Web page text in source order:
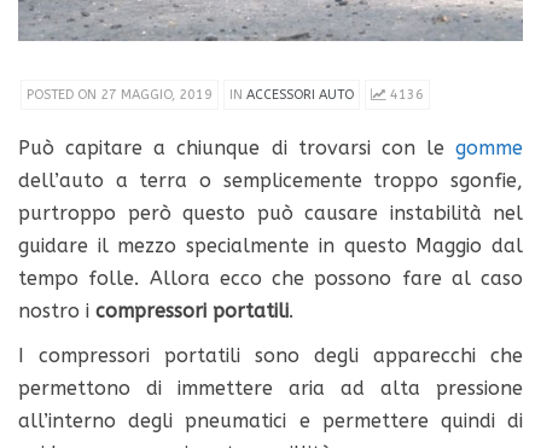
POSTED ON 27 MAGGIO, 2019 IN ACCESSORI AUTO 4136
Può capitare a chiunque di trovarsi con le gomme
dell’auto a terra o semplicemente troppo sgonfie,
purtroppo però questo può causare instabilità nel
guidare il mezzo specialmente in questo Maggio dal
tempo folle. Allora ecco che possono fare al caso
nostro i compressori portatili.
I compressori portatili sono degli apparecchi che
permettono di immettere aria ad alta pressione
all’interno degli pneumatici e permettere quindi di